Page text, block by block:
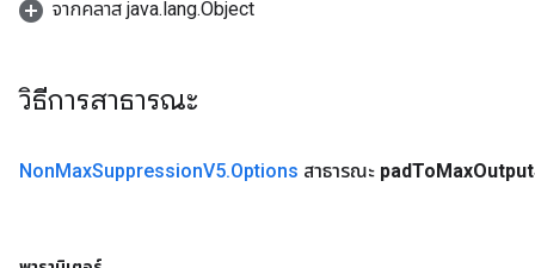
จากคลาส java.lang.Object
วิธีการสาธารณะ
NonMaxSuppressionV5.Options สาธารณะ padToMaxOutput